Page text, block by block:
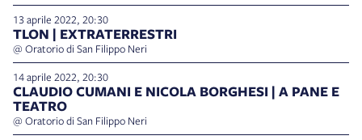
13 aprile 2022, 20:30
TLON | EXTRATERRESTRI
@ Oratorio di San Filippo Neri
14 aprile 2022, 20:30
CLAUDIO CUMANI E NICOLA BORGHESI | A PANE E
TEATRO
@ Oratorio di San Filippo Neri